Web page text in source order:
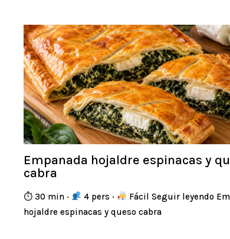
Empanada hojaldre espinacas y
cabra
⏱ 30 min · 4 pers ·
Fácil Seguir leyendo
hojaldre espinacas y queso cabra